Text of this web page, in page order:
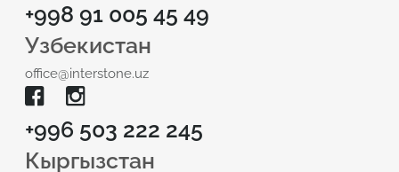
+998 91 005 45 49
Узбекистан
office@interstone.uz
+996 503 222 245
Кыргызстан